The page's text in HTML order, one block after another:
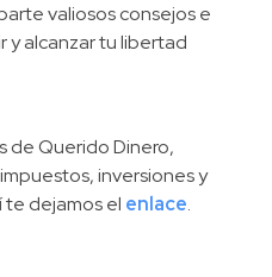
valiosos consejos e
y alcanzar tu libertad
de Querido Dinero,
inversiones y
dejamos el enlace.